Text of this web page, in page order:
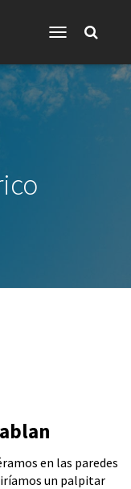
en las paredes
un palpitar